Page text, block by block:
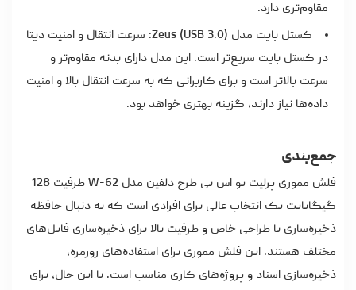
مقاوم‌تری دارد.
کستل بایت مدل Zeus (USB 3.0): سرعت انتقال و امنیت دیتا
در کستل بایت سریع‌تر است. این مدل دارای بدنه مقاوم‌تر و
سرعت بالاتر است و برای کاربرانی که به سرعت انتقال بالا و امنیت
داده‌ها نیاز دارند، گزینه بهتری خواهد بود.
جمع‌بندی
فلش مموری پرلیت یو اس بی طرح دلفین مدل W-62 ظرفیت 128
گیگابایت یک انتخاب عالی برای افرادی است که به دنبال حافظه
ذخیره‌سازی با طراحی خاص و ظرفیت بالا برای ذخیره‌سازی فایل‌های
مختلف هستند. این فلش مموری برای استفاده‌های روزمره،
ذخیره‌سازی اسناد و پروژه‌های کاری مناسب است. با این حال، برای